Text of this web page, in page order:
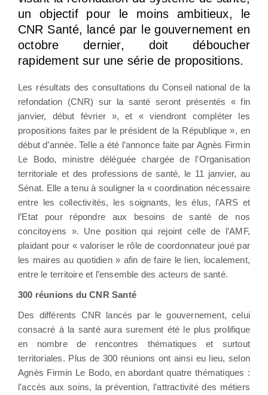
un objectif pour le moins ambitieux, le
CNR Santé, lancé par le gouvernement en
octobre dernier, doit déboucher
rapidement sur une série de propositions.
Les résultats des consultations du Conseil national de la
refondation (CNR) sur la santé seront présentés « fin
janvier, début février », et « viendront compléter les
propositions faites par le président de la République », en
début d’année. Telle a été l’annonce faite par Agnès Firmin
Le Bodo, ministre déléguée chargée de l’Organisation
territoriale et des professions de santé, le 11 janvier, au
Sénat. Elle a tenu à souligner la « coordination nécessaire
entre les collectivités, les soignants, les élus, l’ARS et
l’Etat pour répondre aux besoins de santé de nos
concitoyens ». Une position qui rejoint celle de l’AMF,
plaidant pour « valoriser le rôle de coordonnateur joué par
les maires au quotidien » afin de faire le lien, localement,
entre le territoire et l’ensemble des acteurs de santé.
300 réunions du CNR Santé
Des différents CNR lancés par le gouvernement, celui
consacré à la santé aura surement été le plus prolifique
en nombre de rencontres thématiques et surtout
territoriales. Plus de 300 réunions ont ainsi eu lieu, selon
Agnès Firmin Le Bodo, en abordant quatre thématiques :
l’accès aux soins, la prévention, l’attractivité des métiers